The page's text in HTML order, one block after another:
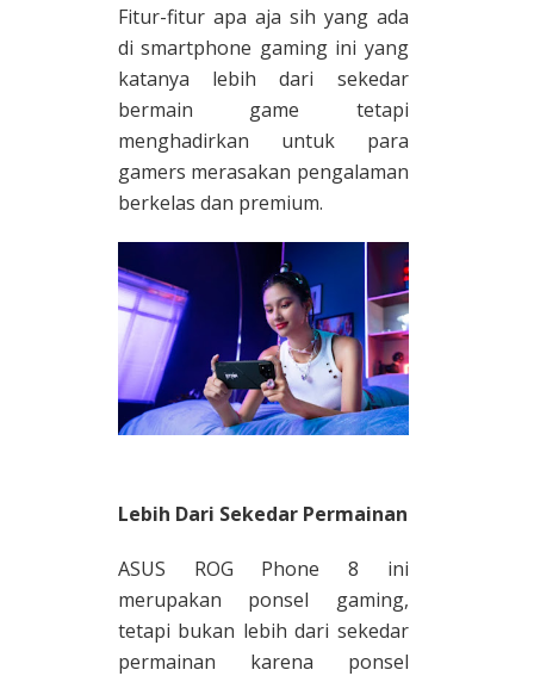
Fitur-fitur apa aja sih yang ada
di smartphone gaming ini yang
katanya lebih dari sekedar
bermain game tetapi
menghadirkan untuk para
gamers merasakan pengalaman
berkelas dan premium.
Lebih Dari Sekedar Permainan
ASUS ROG Phone 8 ini
merupakan ponsel gaming,
tetapi bukan lebih dari sekedar
permainan karena ponsel